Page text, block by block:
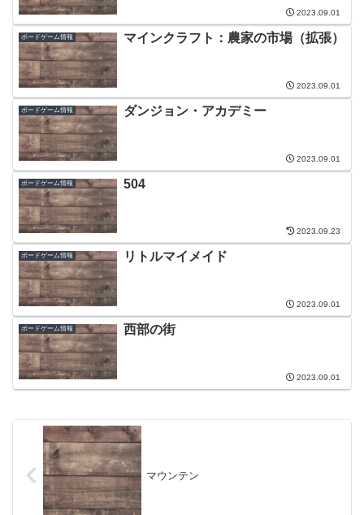
2023.09.01
ボードゲーム情報 マインクラフト：農家の市場（拡張）
2023.09.01
ボードゲーム情報 ダンジョン・アカデミー
2023.09.01
ボードゲーム情報 504
2023.09.23
ボードゲーム情報 リトルマイメイド
2023.09.01
ボードゲーム情報 西部の街
2023.09.01
マウンテン